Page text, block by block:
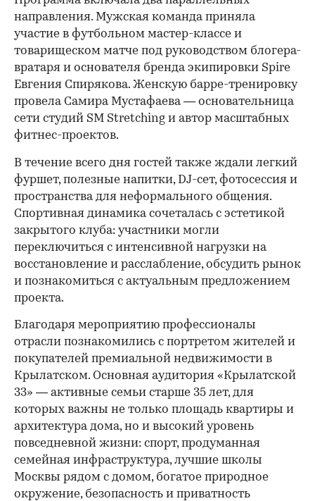
направления. Мужская команда приняла
участие в футбольном мастер-классе и
товарищеском матче под руководством блогера-
вратаря и основателя бренда экипировки Spire
Евгения Спирякова. Женскую барре-тренировку
провела Самира Мустафаева — основательница
сети студий SM Stretching и автор масштабных
фитнес-проектов.
В течение всего дня гостей также ждали легкий
фуршет, полезные напитки, DJ-сет, фотосессия и
пространства для неформального общения.
Спортивная динамика сочеталась с эстетикой
закрытого клуба: участники могли
переключиться с интенсивной нагрузки на
восстановление и расслабление, обсудить рынок
и познакомиться с актуальным предложением
проекта.
Благодаря мероприятию профессионалы
отрасли познакомились с портретом жителей и
покупателей премиальной недвижимости в
Крылатском. Основная аудитория «Крылатской
33» — активные семьи старше 35 лет, для
которых важны не только площадь квартиры и
архитектура дома, но и высокий уровень
повседневной жизни: спорт, продуманная
семейная инфраструктура, лучшие школы
Москвы рядом с домом, богатое природное
окружение, безопасность и приватность